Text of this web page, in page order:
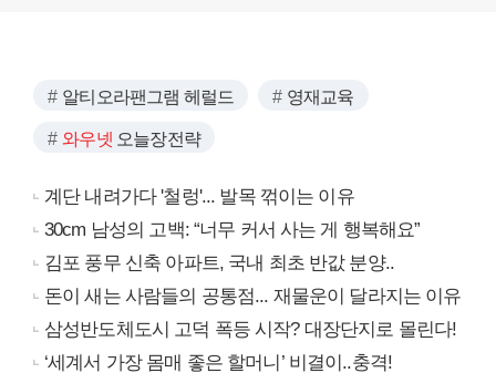
알티오라팬그램 헤럴드 영재교육
와우넷 오늘장전략
계단 내려가다 '철렁'... 발목 꺾이는 이유
30cm 남성의 고백: “너무 커서 사는 게 행복해요”
김포 풍무 신축 아파트, 국내 최초 반값 분양..
돈이 새는 사람들의 공통점... 재물운이 달라지는 이유
삼성반도체도시 고덕 폭등 시작? 대장단지로 몰린다!
‘세계서 가장 몸매 좋은 할머니’ 비결이..충격!